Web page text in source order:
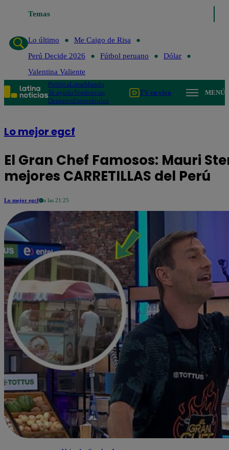
Temas
Lo último
Me Caigo de Risa
Perú Decide 2026
Fútbol peruano
Dólar
Valentina Valiente
PolíticaLimaMundo
Te ayudoTendencias
DeportesEspectáculos
TV en vivo MENÚ
Lo mejor egcf
El Gran Chef Famosos: Mauri
mejores CARRETILLAS del Perú
Lo mejor egcf a las 21:25